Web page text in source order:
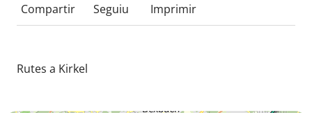
Compartir Seguiu Imprimir
Rutes a Kirkel